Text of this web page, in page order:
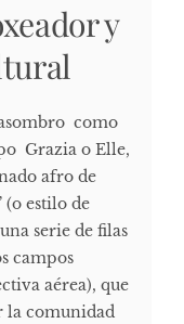
y
como
Grazia o Elle,
afro de
(o estilo de
serie de filas
campos
aérea), que
la comunidad